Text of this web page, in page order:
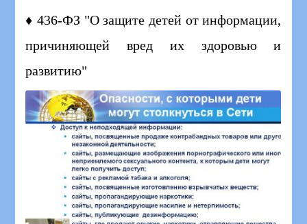
♦ 436-ФЗ "О защите детей от информации,
причиняющей вред их здоровью и
развитию"